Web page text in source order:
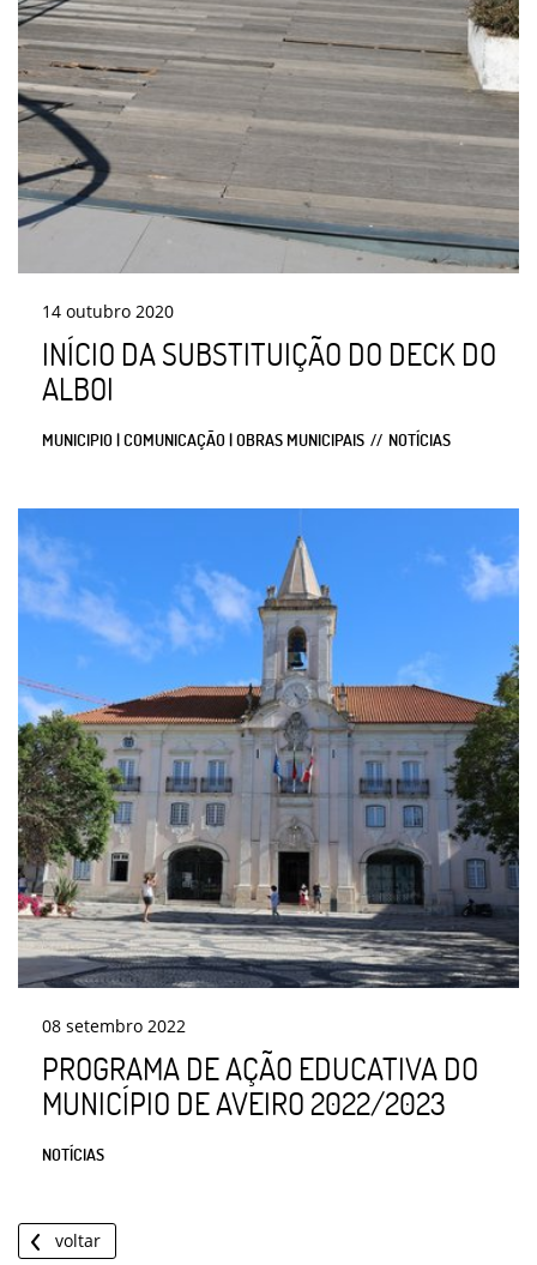
14 outubro 2020
INÍCIO DA SUBSTITUIÇÃO DO DECK DO
ALBOI
MUNICIPIO | COMUNICAÇÃO | OBRAS MUNICIPAIS NOTÍCIAS
08 setembro 2022
PROGRAMA DE AÇÃO EDUCATIVA DO
MUNICÍPIO DE AVEIRO 2022/2023
NOTÍCIAS
voltar